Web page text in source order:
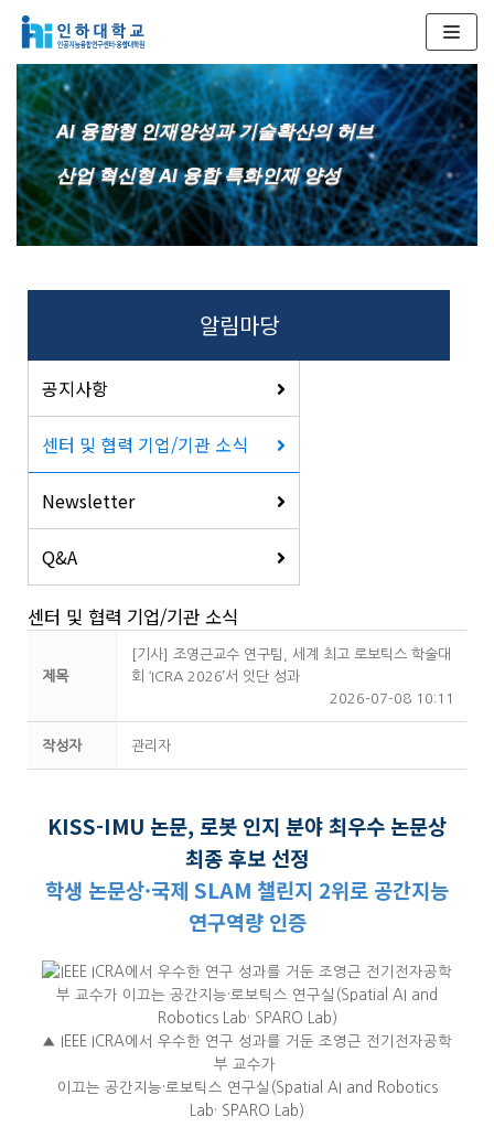
텐
츠
로
건
너
뛰
기
AI 융합형 인재양성과 기술확산의 허브
산업 혁신형 AI 융합 특화인재 양성
알림마당
공지사항
센터 및 협력 기업/기관 소식
Newsletter
Q&A
센터 및 협력 기업/기관 소식
제목
[기사] 조영근교수 연구팀, 세계 최고 로보틱스 학술대
회 ‘ICRA 2026’서 잇단 성과
2026-07-08 10:11
작성자 관리자
KISS-IMU 논문, 로봇 인지 분야 최우수 논문상
최종 후보 선정
학생 논문상·국제 SLAM 챌린지 2위로 공간지능
연구역량 인증
▲ IEEE ICRA에서 우수한 연구 성과를 거둔 조영근 전기전자공학
부 교수가
이끄는 공간지능·로보틱스 연구실(Spatial AI and Robotics
Lab· SPARO Lab)